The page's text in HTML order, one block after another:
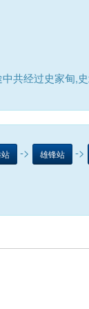
共经过史家甸,
-> 雄锋站 ->